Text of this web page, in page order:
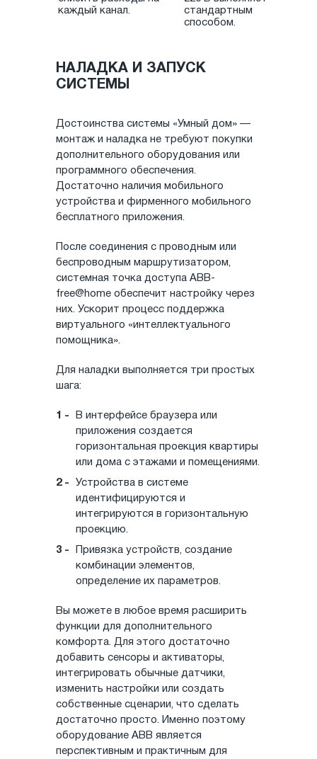
каждый канал.
стандартным
способом.
НАЛАДКА И ЗАПУСК
СИСТЕМЫ
Достоинства системы «Умный дом» —
монтаж и наладка не требуют покупки
дополнительного оборудования или
программного обеспечения.
Достаточно наличия мобильного
устройства и фирменного мобильного
бесплатного приложения.
После соединения с проводным или
беспроводным маршрутизатором,
системная точка доступа ABB-
free@home обеспечит настройку через
них. Ускорит процесс поддержка
виртуального «интеллектуального
помощника».
Для наладки выполняется три простых
шага:
В интерфейсе браузера или
приложения создается
горизонтальная проекция квартиры
или дома с этажами и помещениями.
Устройства в системе
идентифицируются и
интегрируются в горизонтальную
проекцию.
Привязка устройств, создание
комбинации элементов,
определение их параметров.
Вы можете в любое время расширить
функции для дополнительного
комфорта. Для этого достаточно
добавить сенсоры и активаторы,
интегрировать обычные датчики,
изменить настройки или создать
собственные сценарии, что сделать
достаточно просто. Именно поэтому
оборудование ABB является
перспективным и практичным для